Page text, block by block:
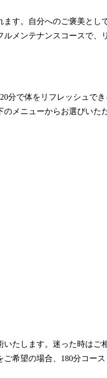
す。自分へのご褒美とし
メンテナンスコースで、
分で体をリフレッシュで
メニューからお選びいた
たします。迷った時はご
希望の場合、180分コース